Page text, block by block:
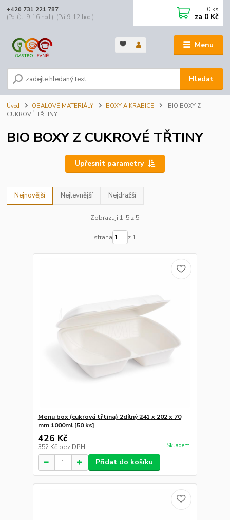
Menu
Hledat
+420 731 221 787
(Po-Čt, 9-16 hod.), (Pá 9-12 hod.)
0 ks
za 0 Kč
Úvod OBALOVÉ MATERIÁLY BOXY A KRABICE
BIO BOXY Z
CUKROVÉ TŘTINY
BIO BOXY Z CUKROVÉ TŘTINY
Upřesnit parametry
Nejnovější Nejlevnější Nejdražší
Zobrazuji 1-5 z 5
strana z 1
Menu box (cukrová třtina) 2dílný 241 x 202 x 70
mm 1000ml [50 ks]
426 Kč
352 Kč bez DPH Skladem
Přidat do košíku